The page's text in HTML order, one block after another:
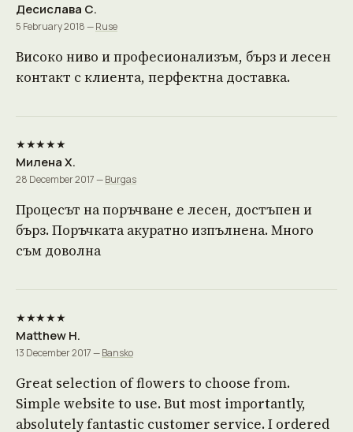
Десислава С.
5 February 2018 —Ruse
Високо ниво и професионализъм, бърз и лесен
контакт с клиента, перфектна доставка.
★★★★★
Милена Х.
28 December 2017 —Burgas
Процесът на поръчване е лесен, достъпен и
бърз. Поръчката акуратно изпълнена. Много
съм доволна
★★★★★
Matthew H.
13 December 2017 —Bansko
Great selection of flowers to choose from.
Simple website to use. But most importantly,
absolutely fantastic customer service. I ordered